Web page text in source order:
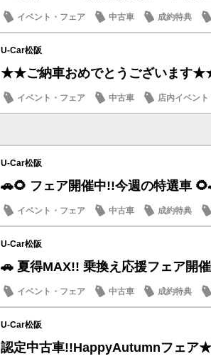
イベント・フェア 中古車 成約特典
U-Car松阪
★★ご納車おめでとうございます
イベント・フェア 中古車 店内イベント
U-Car松阪
🚗🌻 フェア開催中!!今週の特選車
イベント・フェア 中古車 成約特典
U-Car松阪
🚗 夏得MAX!! 乗換え応援フェア開
イベント・フェア 中古車 成約特典
U-Car松阪
認定中古車!!HappyAutumnフェア★